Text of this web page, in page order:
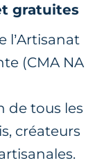
gratuites
l’Artisanat
(CMA NA
de tous les
créateurs